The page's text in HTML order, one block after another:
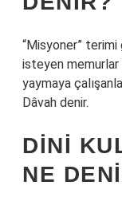
“Misyoner” terimi
isteyen memurlar
yaymaya
Dâvah denir.
DINI
NE